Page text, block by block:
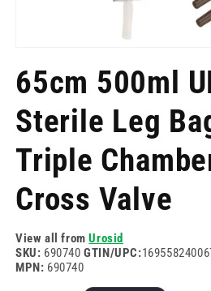
1
в
режим
65cm 500ml
Sterile Leg
Triple
Cross Valve
View all fromUrosid
SKU: 690740GTIN/UPC:
MPN: 690740